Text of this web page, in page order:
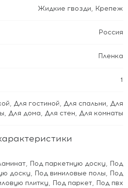
Жидкие гвозди, Крепеж
Россия
Пленка
1
, Для гостиной, Для спальни, Для
, Для дома, Для стен, Для комнаты
, Под паркетную доску, Под
доску, Под виниловые полы, Под
плитку, Под паркет, Под пвх